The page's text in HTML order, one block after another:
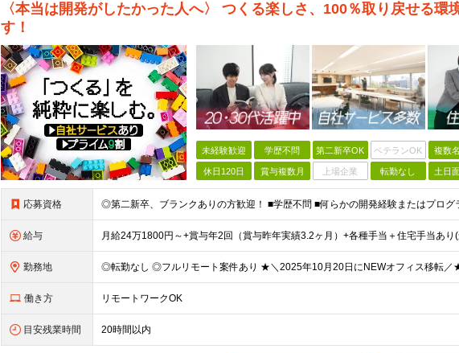
〈本当は開発がしたかった人へ〉 つくる楽しさ、100％取り戻せる環
す！
未経験歓迎 学歴不問 第二新卒OK ベテランOK 複数
休日120日 賞与複数月 上場企業 転勤なし 土日
応募資格
給与
勤務地
働き方 リモートワークOK
目安残業時間 20時間以内